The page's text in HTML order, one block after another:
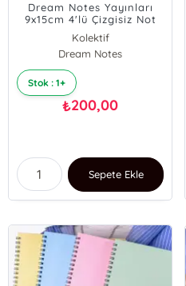
Dream Notes Yayınları
9x15cm 4'lü Çizgisiz Not
Defteri Seti - Renkli Kutu
Kolektif
Dream Notes
Stok : 1+
₺200,00
Sepete Ekle